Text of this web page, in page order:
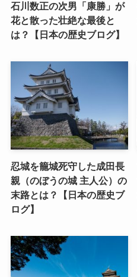
石川数正の次男「康勝」が
花と散った壮絶な最後と
は？【日本の歴史ブログ】
忍城を籠城死守した成田長
親（のぼうの城 主人公）の
末路とは？【日本の歴史ブ
ログ】